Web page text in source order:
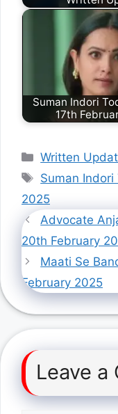
Suman Indori
17th
Categories
Written
Tags
Suman
2025
Advocate
20th February
Maati Se
February 2025
Leave a